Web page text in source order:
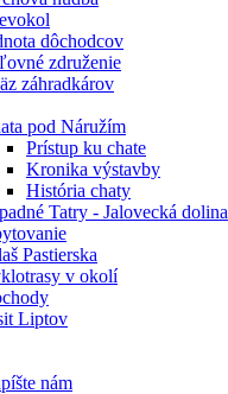
dôchodcov
združenie
záhradkárov
pod Náružím
Prístup ku chate
Kronika výstavby
História chaty
Tatry - Jalovecká dolina
Pastierska
v okolí
Liptov
nám